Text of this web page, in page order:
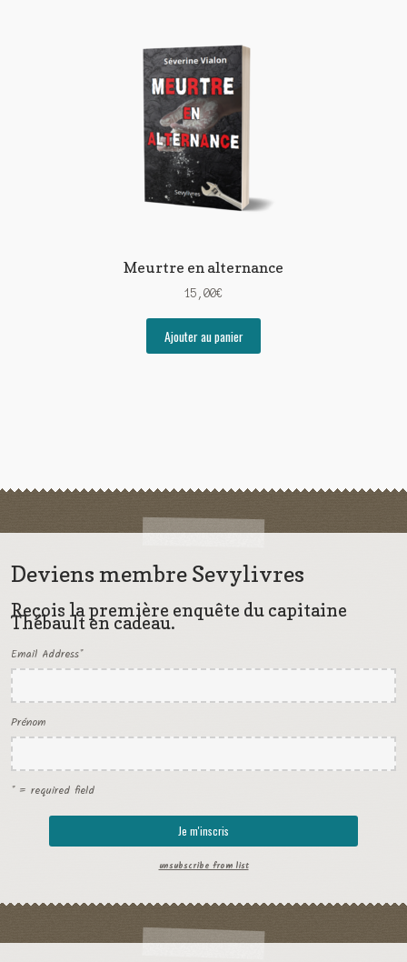
Meurtre en alternance
15,00€
Ajouter au panier
Deviens membre Sevylivres
Reçois la première enquête du capitaine
Thébault en cadeau.
Email Address*
Prénom
* = required field
unsubscribe from list